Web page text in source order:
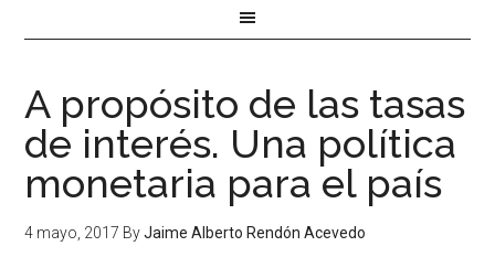
A propósito de las tasas
de interés. Una política
monetaria para el país
4 mayo, 2017 ByJaime Alberto Rendón Acevedo